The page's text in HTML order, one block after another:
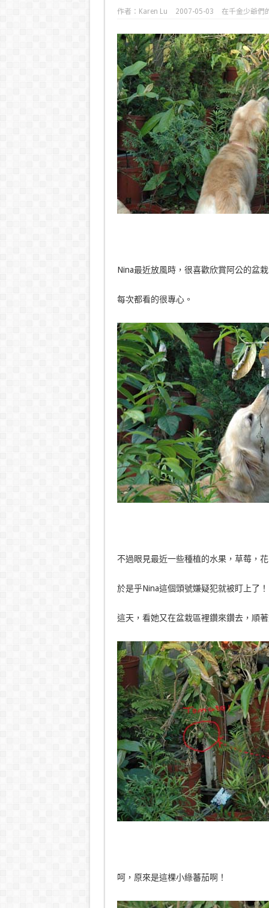
作者： Karen Lu 2007-05-03 在千金少爺們
Nina最近放風時，很喜歡欣賞阿公的盆
每次都看的很專心。
不過眼見最近一些種植的水果，草莓，
於是乎Nina這個頭號嫌疑犯就被盯上了！
這天，看她又在盆栽區裡鑽來鑽去，順
呵，原來是這棵小綠蕃茄啊！